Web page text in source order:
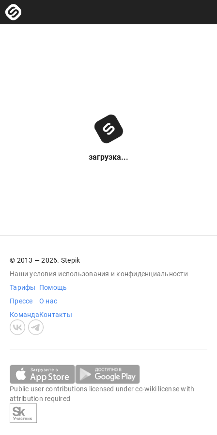
загрузка...
© 2013 — 2026. Stepik
Наши условия использования и конфиденциальности
Тарифы
Прессе
Команда
Помощь
О нас
Контакты
Public user contributions licensed undercc-wiki license with
attribution required